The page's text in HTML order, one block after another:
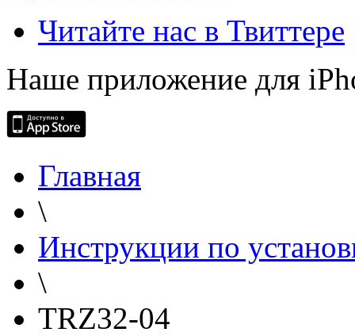
Читайте нас в Твиттере
Наше приложение для
Главная
\
Инструкции по
\
TRZ32-04